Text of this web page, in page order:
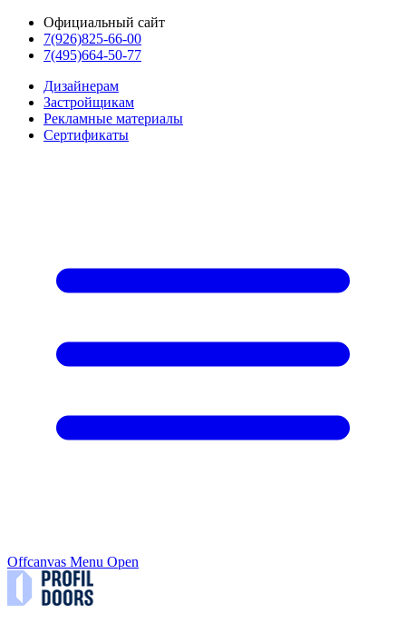
Официальный сайт
7(926)825-66-00
7(495)664-50-77
Дизайнерам
Застройщикам
Рекламные материалы
Сертификаты
Offcanvas Menu Open